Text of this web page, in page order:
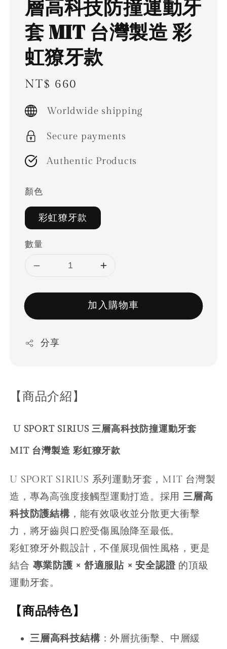
層高科技防撞運動牙
套 MIT 台灣製造 彩
虹獠牙款
Regular
price
NT$ 660
Worldwide shipping
Secure payments
Authentic Products
顏色
彩虹獠牙款
數量
加入購物車
分享
【商品介紹】
U SPORT SIRIUS 三層高科技防撞運動牙套
MIT 台灣製造 彩虹獠牙款
U SPORT SIRIUS 系列運動牙套，MIT 台灣製
造，專為高強度接觸型運動打造。採用三層高
科技防護結構，能有效吸收並分散更大衝擊
力，將牙齒與口腔受傷風險降至最低。
彩虹獠牙外觀設計，不僅展現個性風格，更是
結合 專業防護 × 舒適服貼 × 安全認證的頂級
運動牙套。
【商品特色】
三層高科技結構：外層抗衝擊、中層緩